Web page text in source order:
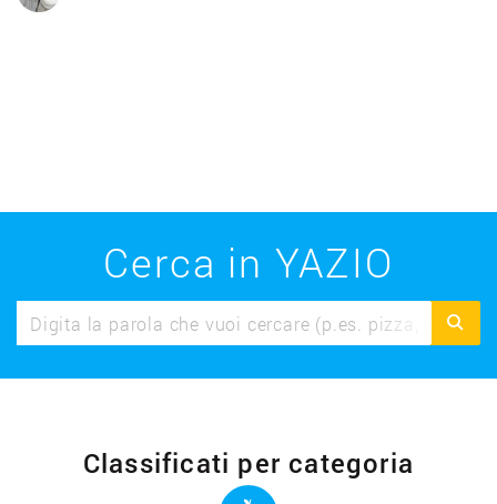
Cerca in YAZIO
Classificati per categoria